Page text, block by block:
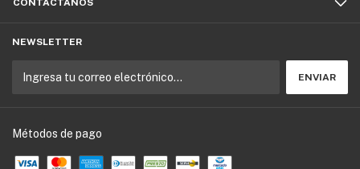
CONTÁCTANOS
NEWSLETTER
Métodos de pago